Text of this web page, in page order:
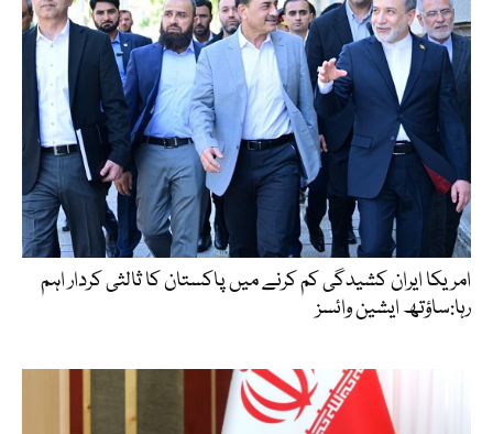
امریکا ایران کشیدگی کم کرنے میں پاکستان کا ثالثی کردار اہم
رہا:ساؤتھ ایشین وائسز